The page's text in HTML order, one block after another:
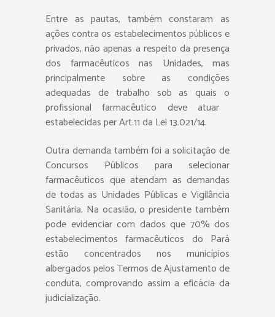
Entre as pautas, também constaram as
ações contra os estabelecimentos públicos e
privados, não apenas a respeito da presença
dos farmacêuticos nas Unidades, mas
principalmente sobre as condições
adequadas de trabalho sob as quais o
profissional farmacêutico deve atuar 
estabelecidas per Art.11 da Lei 13.021/14.
Outra demanda também foi a solicitação de
Concursos Públicos para selecionar
farmacêuticos que atendam as demandas
de todas as Unidades Públicas e Vigilância
Sanitária. Na ocasião, o presidente também
pode evidenciar com dados que 70% dos
estabelecimentos farmacêuticos do Pará
estão concentrados nos municípios
albergados pelos Termos de Ajustamento de
conduta, comprovando assim a eficácia da
judicialização.